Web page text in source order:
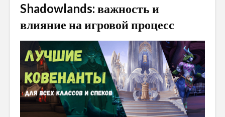
Shadowlands: важность и
влияние на игровой процесс